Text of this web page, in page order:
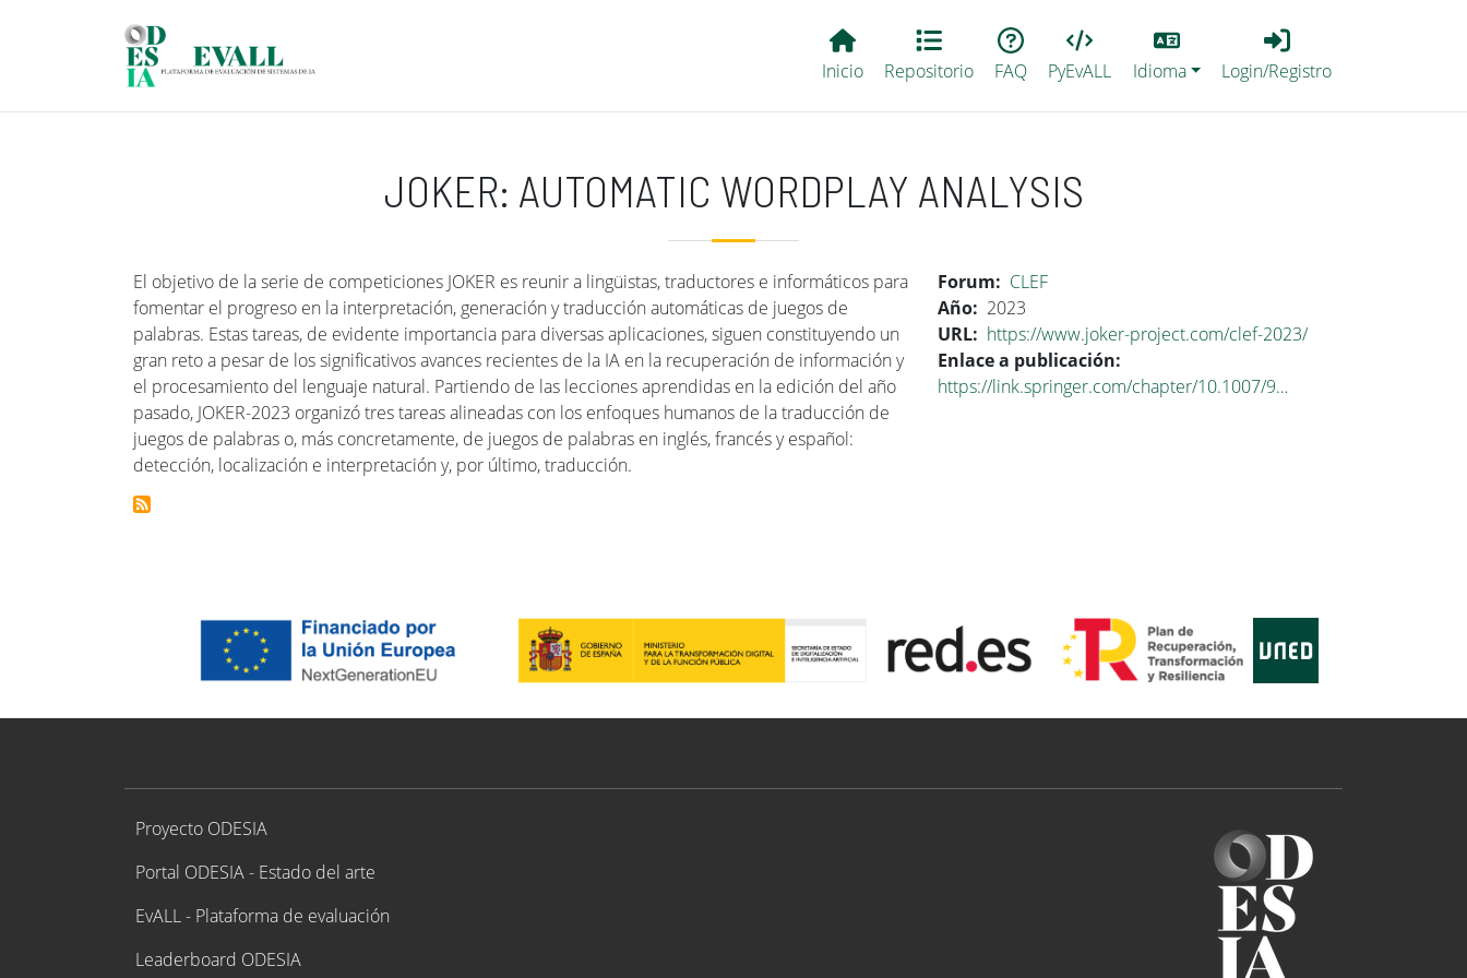
Main EvALL
Inicio Repositorio FAQ PyEvALL
Lang
Idioma
Login_Registro
Login/Registro
JOKER: AUTOMATIC WORDPLAY ANALYSIS
El objetivo de la serie de competiciones JOKER es reunir a lingüistas, traductores e informáticos para
fomentar el progreso en la interpretación, generación y traducción automáticas de juegos de
palabras. Estas tareas, de evidente importancia para diversas aplicaciones, siguen constituyendo un
gran reto a pesar de los significativos avances recientes de la IA en la recuperación de información y
el procesamiento del lenguaje natural. Partiendo de las lecciones aprendidas en la edición del año
pasado, JOKER-2023 organizó tres tareas alineadas con los enfoques humanos de la traducción de
juegos de palabras o, más concretamente, de juegos de palabras en inglés, francés y español:
detección, localización e interpretación y, por último, traducción.
Forum
CLEF
Año
2023
URL
https://www.joker-project.com/clef-2023/
Enlace a publicación
https://link.springer.com/chapter/10.1007/9…
Proyecto ODESIA
Proyecto ODESIA
Portal ODESIA - Estado del arte
EvALL - Plataforma de evaluación
Leaderboard ODESIA